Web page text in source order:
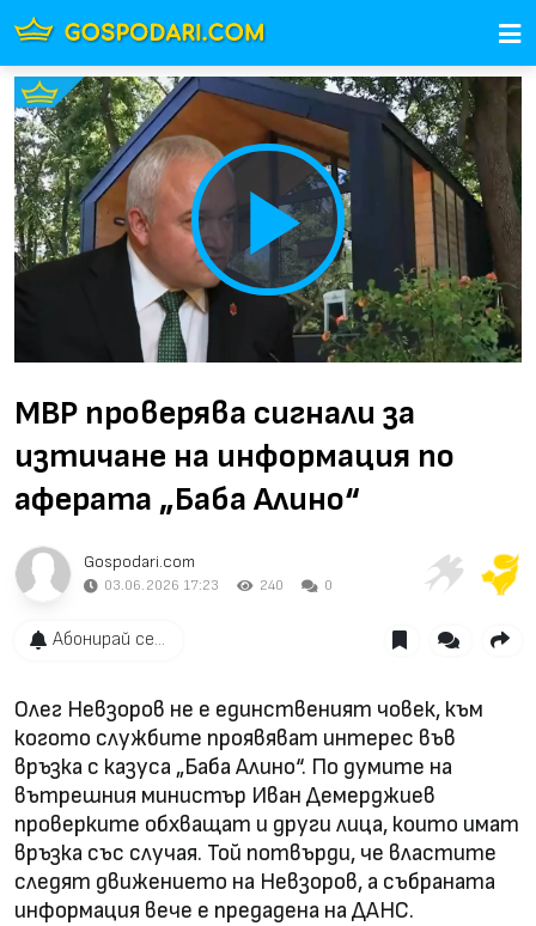
Play
Video
МВР проверява сигнали за
изтичане на информация по
аферата „Баба Алино“
Gospodari.com
03.06.2026 17:23 240 0
Абонирай се...
Олег Невзоров не е единственият човек, към
когото службите проявяват интерес във
връзка с казуса „Баба Алино“. По думите на
вътрешния министър Иван Демерджиев
проверките обхващат и други лица, които имат
връзка със случая. Той потвърди, че властите
следят движението на Невзоров, а събраната
информация вече е предадена на ДАНС.